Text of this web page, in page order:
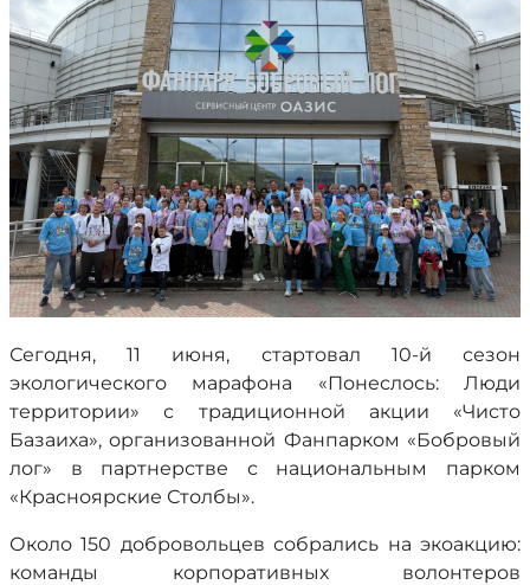
Сегодня, 11 июня, стартовал 10-й сезон
экологического марафона «Понеслось: Люди
территории» с традиционной акции «Чисто
Базаиха», организованной Фанпарком «Бобровый
лог» в партнерстве с национальным парком
«Красноярские Столбы».
Около 150 добровольцев собрались на экоакцию:
команды корпоративных волонтеров